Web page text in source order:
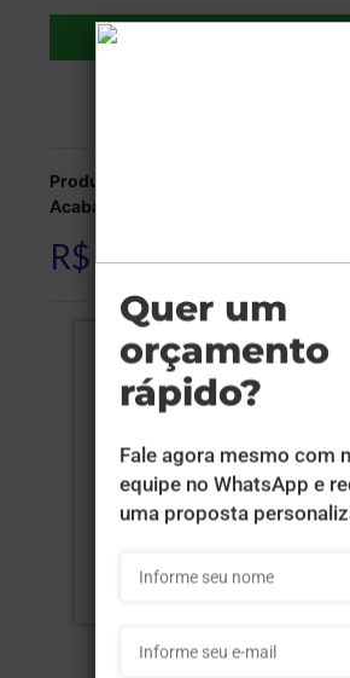
Produção:
Acabamentos:
R$ 396,00